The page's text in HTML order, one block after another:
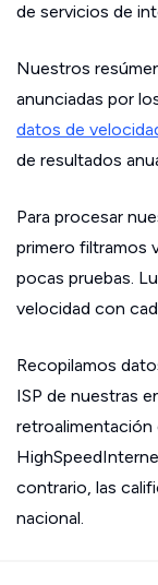
de servicios de
Nuestros
anunciadas por
datos de
de resultados
Para procesar
primero filtramos
pocas pruebas.
velocidad con
Recopilamos
ISP de nuestras
retroalimentación
contrario, las
nacional.